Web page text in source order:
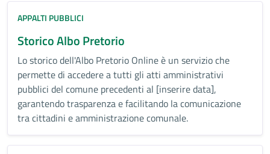
APPALTI PUBBLICI
Storico Albo Pretorio
Lo storico dell'Albo Pretorio Online è un servizio che
permette di accedere a tutti gli atti amministrativi
pubblici del comune precedenti al [inserire data],
garantendo trasparenza e facilitando la comunicazione
tra cittadini e amministrazione comunale.